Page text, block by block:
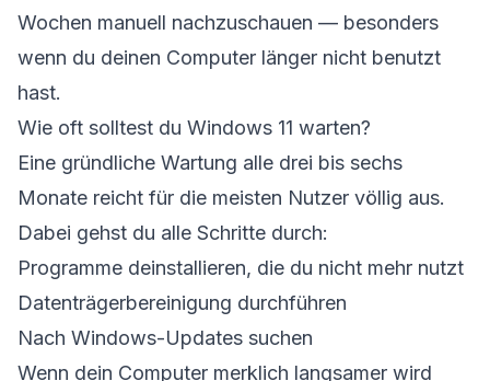
Wochen manuell nachzuschauen — besonders
wenn du deinen Computer länger nicht benutzt
hast.
Wie oft solltest du Windows 11 warten?
Eine gründliche Wartung alle drei bis sechs
Monate reicht für die meisten Nutzer völlig aus.
Dabei gehst du alle Schritte durch:
Programme deinstallieren, die du nicht mehr nutzt
Datenträgerbereinigung durchführen
Nach Windows-Updates suchen
Wenn dein Computer merklich langsamer wird